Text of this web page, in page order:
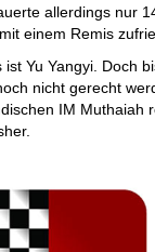
allerdings nur
einem Remis
ist Yu Yangyi. Doch
nicht gerecht
IM Muthaiah